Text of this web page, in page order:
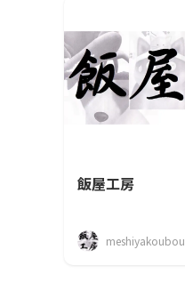
飯屋工房
meshiyakoubou